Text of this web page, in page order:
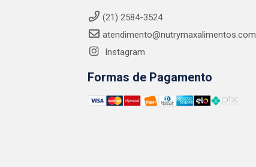
(21) 2584-3524
atendimento@nutrymaxalimentos.com
Instagram
Formas de Pagamento